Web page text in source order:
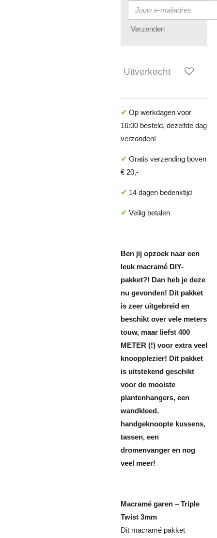
Verzenden
Uitverkocht
✔ Op werkdagen voor
16:00 besteld, dezelfde dag
verzonden!
✔ Gratis verzending boven
€ 20,-
✔ 14 dagen bedenktijd
✔ Veilig betalen
Ben jij opzoek naar een
leuk macramé DIY-
pakket?! Dan heb je deze
nu gevonden! Dit pakket
is zeer uitgebreid en
beschikt over vele meters
touw, maar liefst 400
METER (!) voor extra veel
knoopplezier! Dit pakket
is uitstekend geschikt
voor de mooiste
plantenhangers, een
wandkleed,
handgeknoopte kussens,
tassen, een
dromenvanger en nog
veel meer!
Macramé garen – Triple
Twist 3mm
Dit macramé pakket